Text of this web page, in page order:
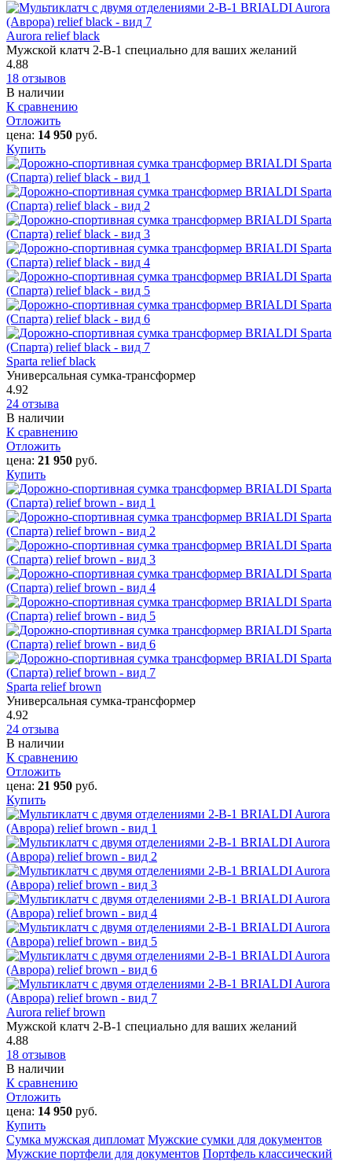
Aurora relief black
Мужской клатч 2-В-1 специально для ваших желаний
4.88
18 отзывов
В наличии
К сравнению
Отложить
цена: 14 950 руб.
Купить
Sparta relief black
Универсальная сумка-трансформер
4.92
24 отзыва
В наличии
К сравнению
Отложить
цена: 21 950 руб.
Купить
Sparta relief brown
Универсальная сумка-трансформер
4.92
24 отзыва
В наличии
К сравнению
Отложить
цена: 21 950 руб.
Купить
Aurora relief brown
Мужской клатч 2-В-1 специально для ваших желаний
4.88
18 отзывов
В наличии
К сравнению
Отложить
цена: 14 950 руб.
Купить
Сумка мужская дипломат Мужские сумки для документов
Мужские портфели для документов Портфель классический